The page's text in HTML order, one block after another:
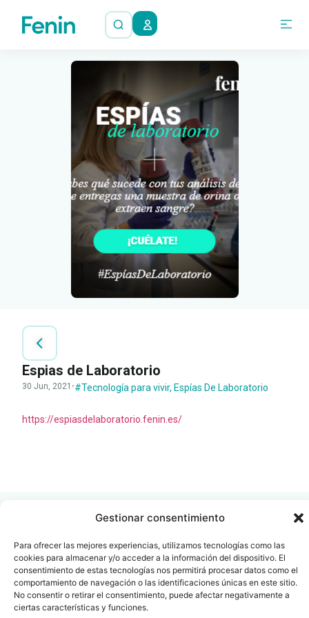
Gestionar consentimiento
Para ofrecer las mejores experiencias, utilizamos tecnologías como las
cookies para almacenar y/o acceder a la información del dispositivo. El
consentimiento de estas tecnologías nos permitirá procesar datos como el
comportamiento de navegación o las identificaciones únicas en este sitio.
No consentir o retirar el consentimiento, puede afectar negativamente a
ciertas características y funciones.
Espias de Laboratorio
30 Jun, 2021 ·#Tecnología para vivir, Espías De Laboratorio
https://espiasdelaboratorio.fenin.es/
Contacto
info@fenin.es
C/ Villanueva, 20 - 1-
Oficina Barcelona
Travesera de Gracia, 56 -
1º, 3ª 08006